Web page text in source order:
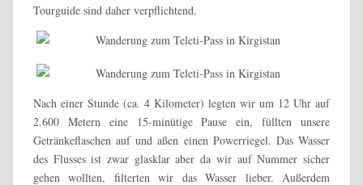
Tourguide sind daher verpflichtend.
Nach einer Stunde (ca. 4 Kilometer) legten wir um 12 Uhr auf
2.600 Metern eine 15-minütige Pause ein, füllten unsere
Getränkeflaschen auf und aßen einen Powerriegel. Das Wasser
des Flusses ist zwar glasklar aber da wir auf Nummer sicher
gehen wollten, filterten wir das Wasser lieber. Außerdem